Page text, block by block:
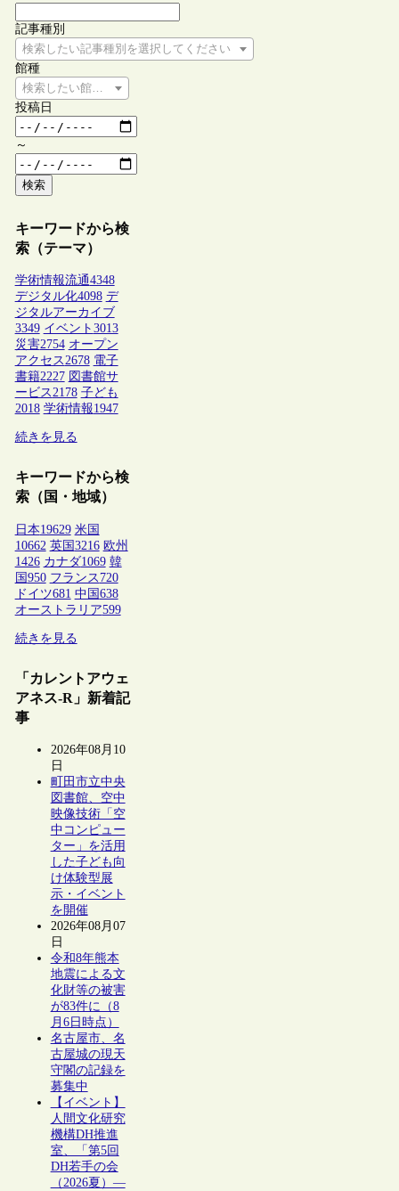
記事種別
検索したい記事種別を選択してください
館種
検索したい館種を選択してください
投稿日
～
検索
キーワードから検
索（テーマ）
学術情報流通4348
デジタル化4098 デ
ジタルアーカイブ
3349 イベント 3013
災害2754 オープン
アクセス2678 電子
書籍2227 図書館サ
ービス2178 子ども
2018 学術情報1947
続きを見る
キーワードから検
索（国・地域）
日本19629 米国
10662 英国3216 欧州
1426 カナダ1069 韓
国950 フランス 720
ドイツ681 中国638
オーストラリア599
続きを見る
「カレントアウェ
アネス-R」新着記
事
2026年08月10
日
町田市立中央
図書館、空中
映像技術「空
中コンピュー
ター」を活用
した子ども向
け体験型展
示・イベント
を開催
2026年08月07
日
令和8年熊本
地震による文
化財等の被害
が83件に（8
月6日時点）
名古屋市、名
古屋城の現天
守閣の記録を
募集中
【イベント】
人間文化研究
機構DH推進
室、「第5回
DH若手の会
（2026夏）―